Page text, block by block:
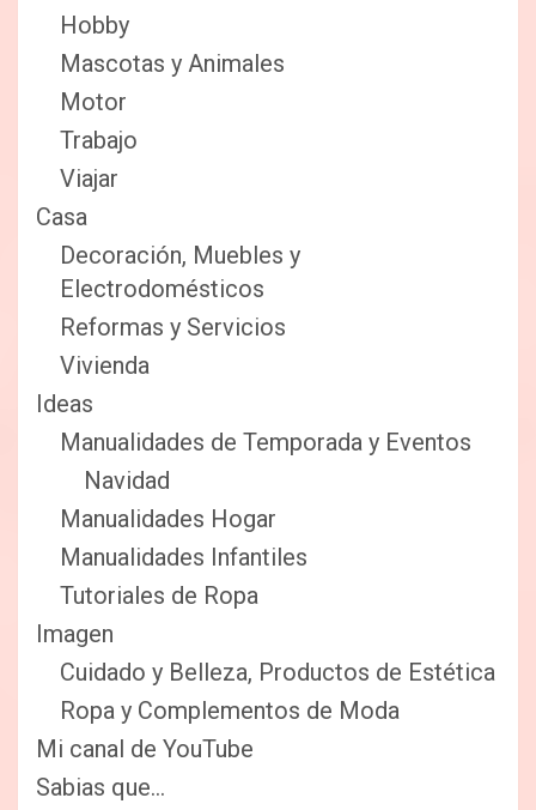
Hobby
Mascotas y Animales
Motor
Trabajo
Viajar
Casa
Decoración, Muebles y
Electrodomésticos
Reformas y Servicios
Vivienda
Ideas
Manualidades de Temporada y Eventos
Navidad
Manualidades Hogar
Manualidades Infantiles
Tutoriales de Ropa
Imagen
Cuidado y Belleza, Productos de Estética
Ropa y Complementos de Moda
Mi canal de YouTube
Sabias que…